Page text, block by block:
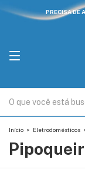
PRECISA DE
Início > Eletrodomésticos